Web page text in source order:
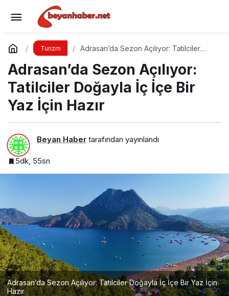
Turizm
Adrasan’da Sezon Açılıyor: Tatilciler
Adrasan’da Sezon Açılıyor:
Tatilciler Doğayla İç İçe Bir
Yaz İçin Hazır
Beyan Haber tarafından yayınlandı
5dk, 55sn
Adrasan’da Sezon Açılıyor: Tatilciler Doğayla İç İçe Bir Yaz İçin
Hazır
Kampın Ruhu: Doğayla İç İçe Bir Yaşam Tarzı
Yorum Yap